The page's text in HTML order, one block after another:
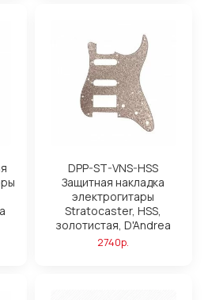
DPP-ST-VNS-HSS
Защитная накладка
электрогитары
Stratocaster, HSS,
золотистая, D'Andrea
2740р.